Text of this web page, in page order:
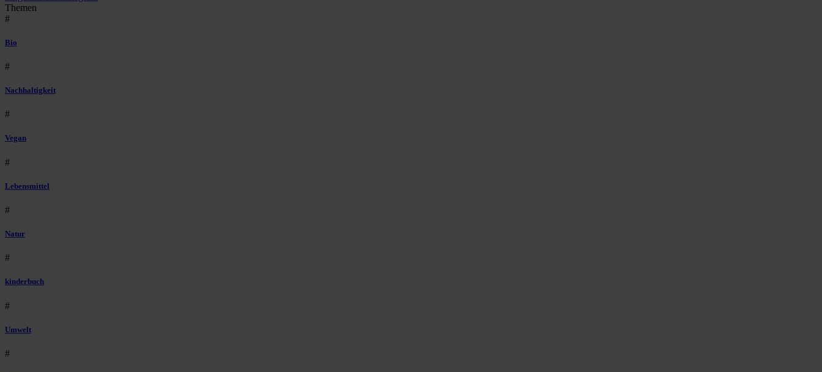
Themen
#
Bio
#
Nachhaltigkeit
#
Vegan
#
Lebensmittel
#
Natur
#
kinderbuch
#
Umwelt
#